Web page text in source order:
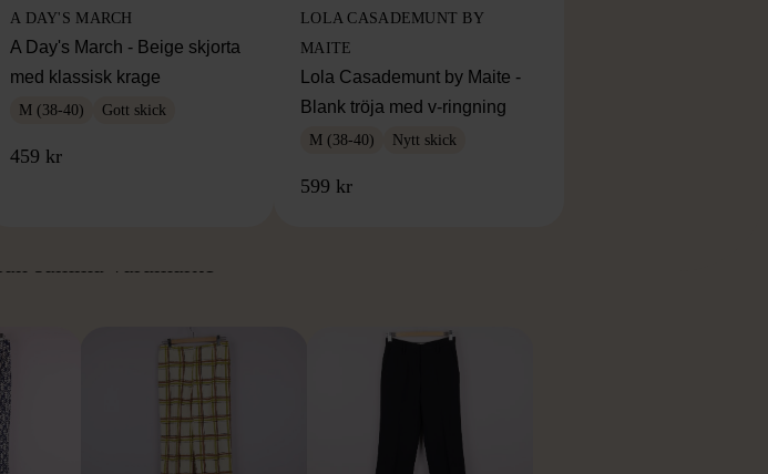
A DAY'S MARCH
A Day's March - Beige skjorta
med klassisk krage
M (38-40) Gott skick
459 kr
LOLA CASADEMUNT BY
MAITE
Lola Casademunt by Maite -
Blank tröja med v-ringning
M (38-40) Nytt skick
599 kr